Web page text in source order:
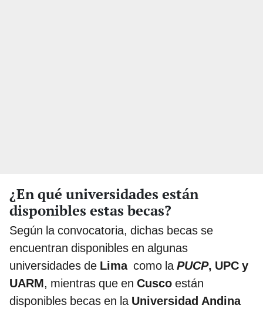
¿En qué universidades están
disponibles estas becas?
Según la convocatoria, dichas becas se
encuentran disponibles en algunas
universidades de Limacomo laPUCP, UPC y
UARM, mientras que en Cusco están
disponibles becas en la Universidad Andina